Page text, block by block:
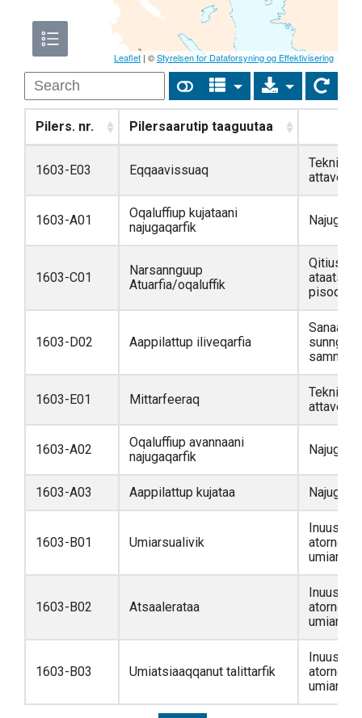
Leaflet | ©Styrelsen for Dataforsyning og Effektivisering
Pilers. nr. Pilersaarutip taaguutaa
1603-E03 Eqqaavissuaq
1603-A01
Oqaluffiup kujataani
najugaqarfik
1603-C01
Narsannguup
Atuarfia/oqaluffik
1603-D02 Aappilattup iliveqarfia
1603-E01 Mittarfeeraq
1603-A02
Oqaluffiup avannaani
najugaqarfik
1603-A03 Aappilattup kujataa
1603-B01 Umiarsualivik
1603-B02 Atsaalerataa
1603-B03 Umiatsiaaqqanut talittarfik